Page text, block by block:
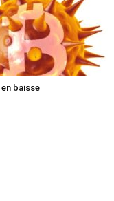
baisse